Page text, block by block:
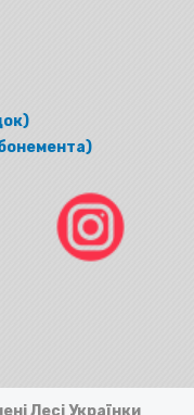
Лесі Українки